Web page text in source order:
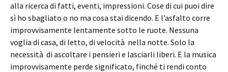
alla ricerca di fatti, eventi, impressioni. Cose di cui puoi dire
sì ho sbagliato o no ma cosa stai dicendo. E l’asfalto corre
improvvisamente lentamente sotto le ruote. Nessuna
voglia di casa, di letto, di velocità nella notte. Solo la
necessità di ascoltare i pensieri e lasciarli liberi. E la musica
improvvisamente perde significato, finché ti rendi conto